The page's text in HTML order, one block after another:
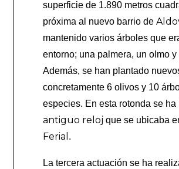
superficie de 1.890 metros
próxima al nuevo barrio de
mantenido varios árboles que
entorno; una palmera, un olmo y
Además, se han plantado
concretamente 6 olivos y 10
especies. En esta rotonda se ha
antiguo reloj que se ubicaba
Ferial .
La tercera actuación se ha